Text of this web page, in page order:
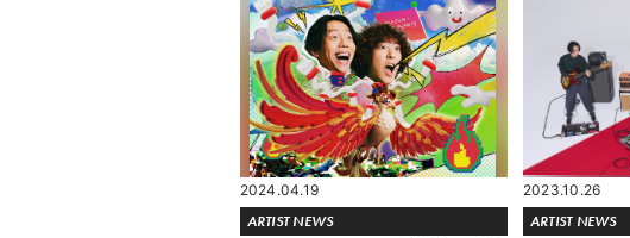
2024.04.19
ARTIST NEWS
2023.10.26
ARTIST NEWS